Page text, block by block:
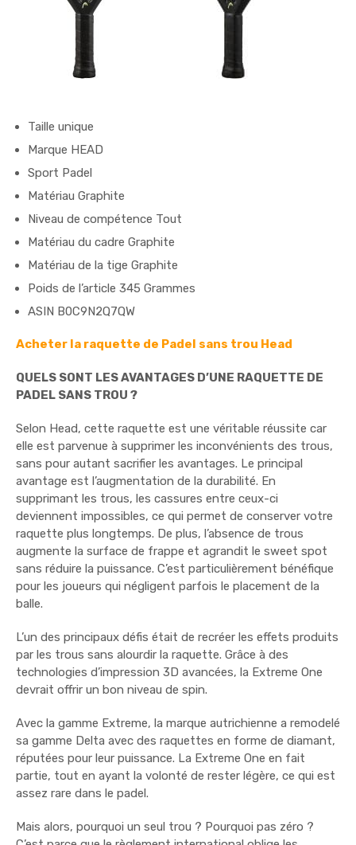
Taille unique
Marque HEAD
Sport Padel
Matériau Graphite
Niveau de compétence Tout
Matériau du cadre Graphite
Matériau de la tige Graphite
Poids de l’article 345 Grammes
ASIN B0C9N2Q7QW
Acheter la raquette de Padel sans trou Head
QUELS SONT LES AVANTAGES D’UNE RAQUETTE DE
PADEL SANS TROU ?
Selon Head, cette raquette est une véritable réussite car
elle est parvenue à supprimer les inconvénients des trous,
sans pour autant sacrifier les avantages. Le principal
avantage est l’augmentation de la durabilité. En
supprimant les trous, les cassures entre ceux-ci
deviennent impossibles, ce qui permet de conserver votre
raquette plus longtemps. De plus, l’absence de trous
augmente la surface de frappe et agrandit le sweet spot
sans réduire la puissance. C’est particulièrement bénéfique
pour les joueurs qui négligent parfois le placement de la
balle.
L’un des principaux défis était de recréer les effets produits
par les trous sans alourdir la raquette. Grâce à des
technologies d’impression 3D avancées, la Extreme One
devrait offrir un bon niveau de spin.
Avec la gamme Extreme, la marque autrichienne a remodelé
sa gamme Delta avec des raquettes en forme de diamant,
réputées pour leur puissance. La Extreme One en fait
partie, tout en ayant la volonté de rester légère, ce qui est
assez rare dans le padel.
Mais alors, pourquoi un seul trou ? Pourquoi pas zéro ?